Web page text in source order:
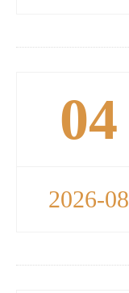
04
2026-08